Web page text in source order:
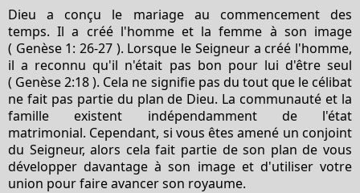
Dieu a conçu le mariage au commencement des
temps. Il a créé l'homme et la femme à son image
( Genèse 1: 26-27 ). Lorsque le Seigneur a créé l'homme,
il a reconnu qu'il n'était pas bon pour lui d'être seul
( Genèse 2:18 ). Cela ne signifie pas du tout que le célibat
ne fait pas partie du plan de Dieu. La communauté et la
famille existent indépendamment de l'état
matrimonial. Cependant, si vous êtes amené un conjoint
du Seigneur, alors cela fait partie de son plan de vous
développer davantage à son image et d'utiliser votre
union pour faire avancer son royaume.